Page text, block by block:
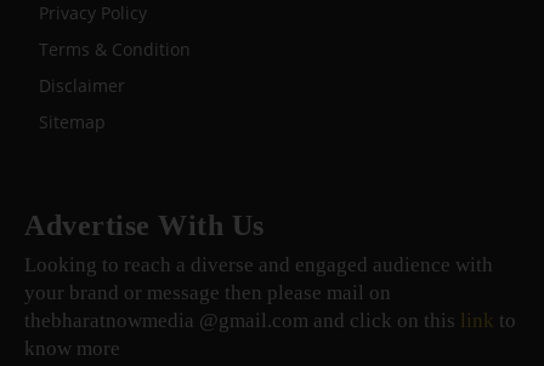
Privacy Policy
Terms & Condition
Disclaimer
Sitemap
Advertise With Us
Looking to reach a diverse and engaged audience with
your brand or message then please mail on
thebharatnowmedia @gmail.com and click on this link to
know more